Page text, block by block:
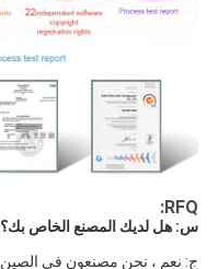
RFQ:
س: هل لديك المصنع الخاص بك؟